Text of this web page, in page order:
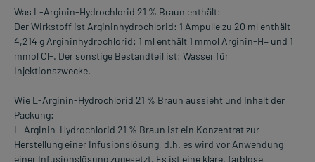
Was L-Arginin-Hydrochlorid 21 % Braun enthält:
Der Wirkstoff ist Argininhydrochlorid: 1 Ampulle zu 20 ml enthält
4,214 g Argininhydrochlorid: 1 ml enthält 1 mmol Arginin-H+ und 1
mmol Cl-. Der sonstige Bestandteil ist: Wasser für
Injektionszwecke.
Wie L-Arginin-Hydrochlorid 21 % Braun aussieht und Inhalt der
Packung:
L-Arginin-Hydrochlorid 21 % Braun ist ein Konzentrat zur
Herstellung einer Infusionslösung, d.h. es wird vor Anwendung
einer Infusionslösung zugesetzt. Es ist eine klare, farblose